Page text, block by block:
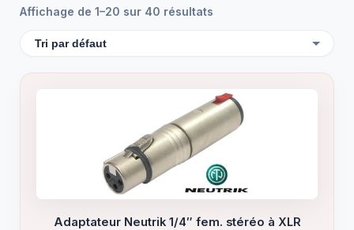
Affichage de 1–20 sur 40 résultats
Adaptateur Neutrik 1/4″ fem. stéréo à XLR